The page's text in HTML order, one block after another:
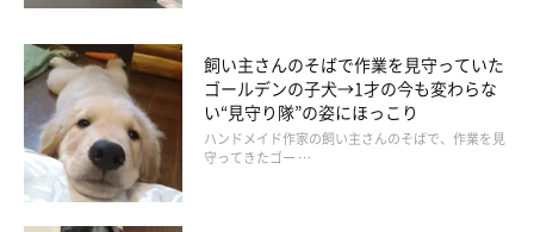
飼い主さんのそばで作業を見守っていた
ゴールデンの子犬→1才の今も変わらな
い“見守り隊”の姿にほっこり
ハンドメイド作家の飼い主さんのそばで、作業を見
守ってきたゴー …